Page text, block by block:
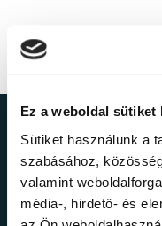
Ez a weboldal sütiket
Sütiket használunk a
szabásához,
valamint
média-, hirdető- és
Ne